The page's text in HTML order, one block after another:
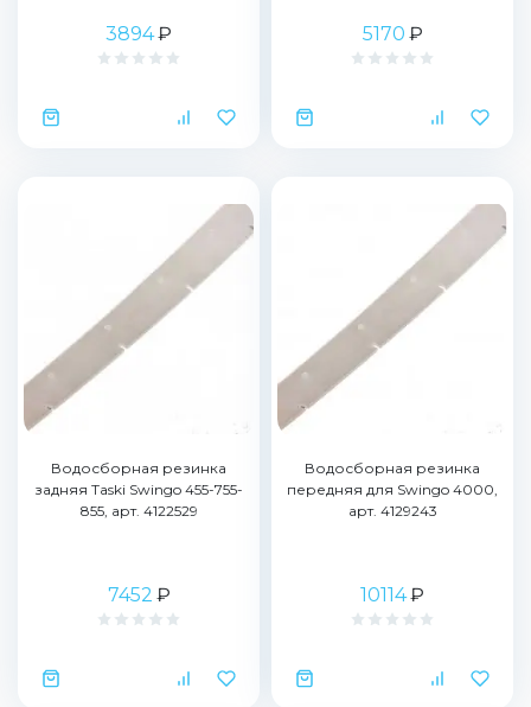
3894₽ 5170 ₽
Водосборная резинка
задняя Taski Swingo 455-755-
855, арт. 4122529
7452 ₽
Водосборная резинка
передняя для Swingo 4000,
арт. 4129243
10114₽